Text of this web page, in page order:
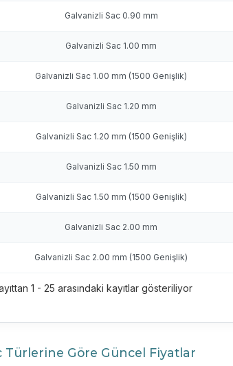
Galvanizli Sac 0.90 mm
Galvanizli Sac 1.00 mm
Galvanizli Sac 1.00 mm (1500 Genişlik)
Galvanizli Sac 1.20 mm
Galvanizli Sac 1.20 mm (1500 Genişlik)
Galvanizli Sac 1.50 mm
Galvanizli Sac 1.50 mm (1500 Genişlik)
Galvanizli Sac 2.00 mm
Galvanizli Sac 2.00 mm (1500 Genişlik)
1 - 25 arasındaki kayıtlar gösteriliyor
Türlerine Göre Güncel Fiyatlar